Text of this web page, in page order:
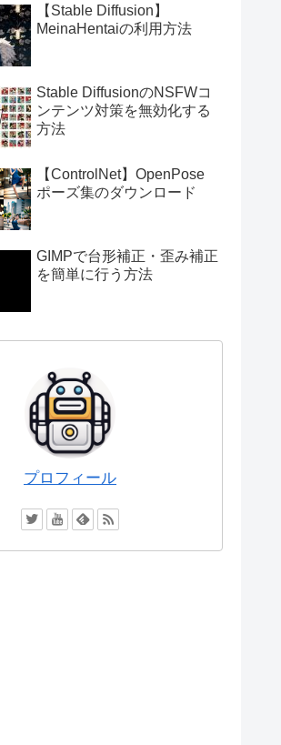
【Stable Diffusion】
MeinaHentaiの利用方法
Stable DiffusionのNSFWコ
ンテンツ対策を無効化する
方法
【ControlNet】OpenPose
ポーズ集のダウンロード
GIMPで台形補正・歪み補正
を簡単に行う方法
プロフィール